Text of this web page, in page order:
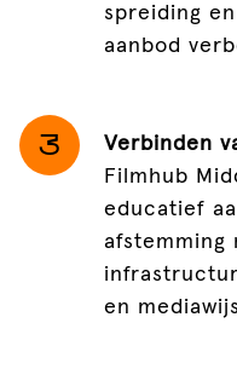
spreiding
aanbod
Verbinden
Filmhub
educatief
afstemming
en